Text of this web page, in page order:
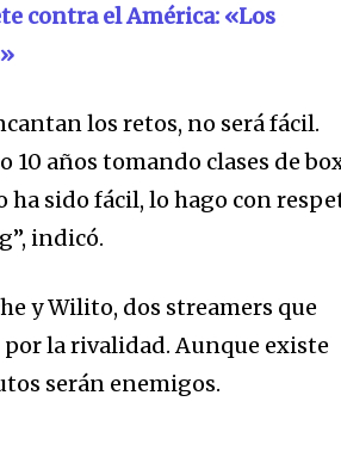
contra el América: «Los
los retos, no será fácil.
años tomando clases de
sido fácil, lo hago con
indicó.
y Wilito, dos streamers que
la rivalidad. Aunque existe
serán enemigos.